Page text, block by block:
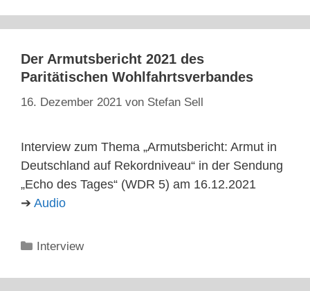
Der Armutsbericht 2021 des
Paritätischen Wohlfahrtsverbandes
16. Dezember 2021 von Stefan Sell
Interview zum Thema „Armutsbericht: Armut in
Deutschland auf Rekordniveau“ in der Sendung
„Echo des Tages“ (WDR 5) am 16.12.2021
➔ Audio
Kategorien
Interview